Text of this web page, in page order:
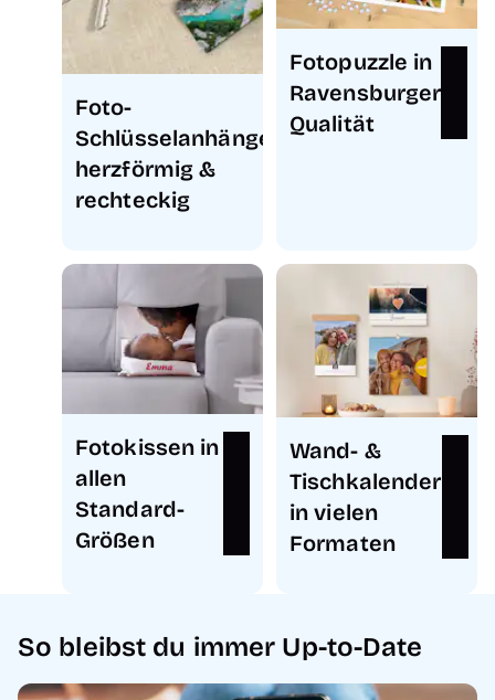
Foto-
Schlüsselanhänger:
herzförmig &
rechteckig
Fotopuzzle in
Ravensburger
Qualität
Fotokissen in
allen
Standard-
Größen
Wand- &
Tischkalender
in vielen
Formaten
So bleibst du immer Up-to-Date